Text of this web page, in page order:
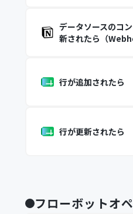
データソースのコ
新されたら（
行が追加されたら
行が更新されたら
フローボットオ